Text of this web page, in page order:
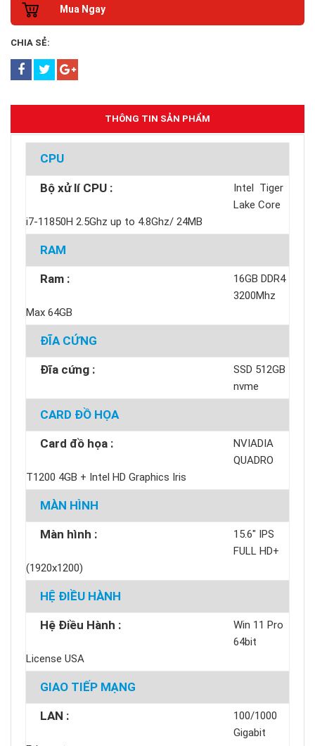
Mua Ngay
CHIA SẺ:
THÔNG TIN SẢN PHẨM
CPU
Bộ xử lí CPU :
Intel Tiger
Lake Core
i7-11850H 2.5Ghz up to 4.8Ghz/ 24MB
RAM
Ram :
16GB DDR4
3200Mhz
Max 64GB
ĐĨA CỨNG
Đĩa cứng :
SSD 512GB
nvme
CARD ĐỒ HỌA
Card đồ họa :
NVIADIA
QUADRO
T1200 4GB + Intel HD Graphics Iris
MÀN HÌNH
Màn hình :
15.6" IPS
FULL HD+
(1920x1200)
HỆ ĐIỀU HÀNH
Hệ Điều Hành :
Win 11 Pro
64bit
License USA
GIAO TIẾP MẠNG
LAN :
100/1000
Gigabit